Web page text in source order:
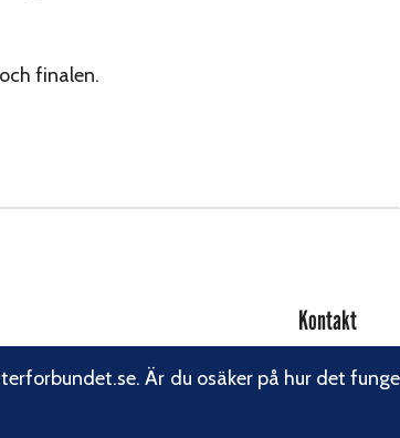
finalen.
Kontakt
Svenska
Gotlandsgatan
Är du osäker på hur det